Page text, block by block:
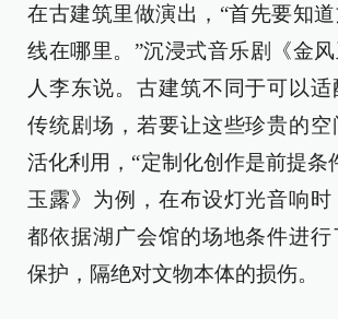
在古建筑里做演出，“首先要知
线在哪里。”沉浸式音乐剧《金
人李东说。古建筑不同于可以
传统剧场，若要让这些珍贵的
活化利用，“定制化创作是前提条
玉露》为例，在布设灯光音响
都依据湖广会馆的场地条件进
保护，隔绝对文物本体的损伤。